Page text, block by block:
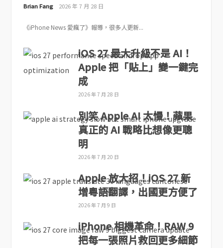
Brian Fang 2026 年 7 月 28 日
《iPhone News 愛瘋了》報導，很多人更新...
iOS 27 最大升級不是 AI！
Apple 把「貼上」變一鍵完
成
2026 年 7 月 28 日
別笑 Apple AI 太慢！蘋果
真正的 AI 戰略比想像更聰
明
2026 年 7 月 20 日
Apple 放大招！iOS 27 新
增粵語翻譯，出國更方便了
2026 年 7 月 9 日
iPhone 相機革命！RAW 9
把每一張照片救回更多細節